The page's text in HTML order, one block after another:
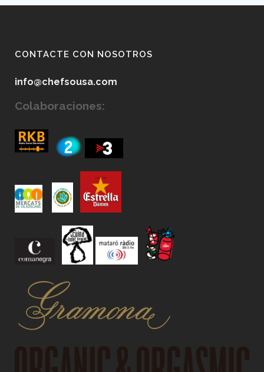
CONTACTE CON NOSOTROS
info@chefsousa.com
Colaboraciones: